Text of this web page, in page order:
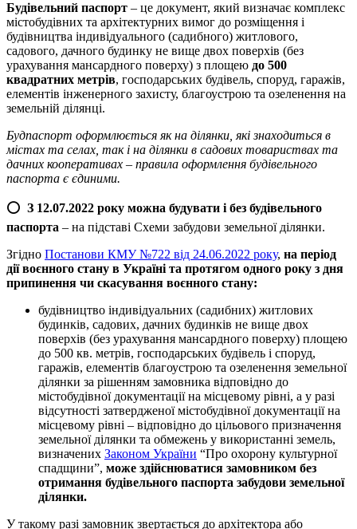
Будівельний паспорт – це документ, який визначає комплекс
містобудівних та архітектурних вимог до розміщення і
будівництва індивідуального (садибного) житлового,
садового, дачного будинку не вище двох поверхів (без
урахування мансардного поверху) з площею до 500
квадратних метрів, господарських будівель, споруд, гаражів,
елементів інженерного захисту, благоустрою та озеленення на
земельній ділянці.
Будпаспорт оформлюється як на ділянки, які знаходиться в
містах та селах, так і на ділянки в садових товариствах та
дачних кооперативах – правила оформлення будівельного
паспорта є єдиними.
⭕️ З 12.07.2022 року можна будувати і без будівельного
паспорта – на підставі Схеми забудови земельної ділянки.
Згідно Постанови КМУ №722 від 24.06.2022 року, на період
дії воєнного стану в Україні та протягом одного року з дня
припинення чи скасування воєнного стану:
будівництво індивідуальних (садибних) житлових
будинків, садових, дачних будинків не вище двох
поверхів (без урахування мансардного поверху) площею
до 500 кв. метрів, господарських будівель і споруд,
гаражів, елементів благоустрою та озеленення земельної
ділянки за рішенням замовника відповідно до
містобудівної документації на місцевому рівні, а у разі
відсутності затвердженої містобудівної документації на
місцевому рівні – відповідно до цільового призначення
земельної ділянки та обмежень у використанні земель,
визначених Законом України “Про охорону культурної
спадщини”, може здійснюватися замовником без
отримання будівельного паспорта забудови земельної
ділянки.
У такому разі замовник звертається до архітектора або